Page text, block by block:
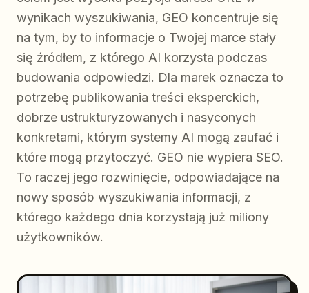
wynikach wyszukiwania, GEO koncentruje się
na tym, by to informacje o Twojej marce stały
się źródłem, z którego AI korzysta podczas
budowania odpowiedzi. Dla marek oznacza to
potrzebę publikowania treści eksperckich,
dobrze ustrukturyzowanych i nasyconych
konkretami, którym systemy AI mogą zaufać i
które mogą przytoczyć. GEO nie wypiera SEO.
To raczej jego rozwinięcie, odpowiadające na
nowy sposób wyszukiwania informacji, z
którego każdego dnia korzystają już miliony
użytkowników.